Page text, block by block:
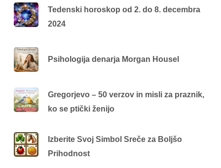
Tedenski horoskop od 2. do 8. decembra
2024
Psihologija denarja Morgan Housel
Gregorjevo – 50 verzov in misli za praznik,
ko se ptički ženijo
Izberite Svoj Simbol Sreče za Boljšo
Prihodnost